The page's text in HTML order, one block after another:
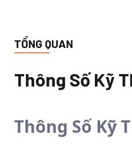
TỔNG QUAN
Thông Số Kỹ
Thông Số Kỹ